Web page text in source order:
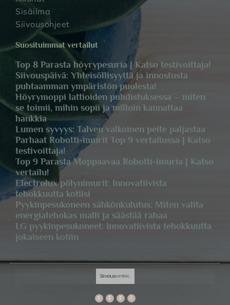
Sisäilma
Siivousohjeet
Suosituimmat vertailut
Top 8 Parasta höyrypesuria | Katso testivoittaja!
Siivouspäivä: Yhteisöllisyyttä ja innostusta
puhtaamman ympäristön puolesta!
Höyrymoppi lattioiden puhdistuksessa – miten
se toimii, mihin sopii ja milloin kannattaa
hankkia
Lumen syvyys: Talven valkoinen peite paljastaa
Parhaat Robotti-imurit Top 9 vertailussa | Katso
testivoittaja!
Top 9 Parasta Moppaavaa Robotti-imuria | Katso
vertailu!
Electrolux pölynimurit: Innovatiivista
tehokkuutta kotiisi
Pyykinpesukoneen sähkönkulutus: Miten valita
energiatehokas malli ja säästää rahaa
LG pyykinpesukoneet: Innovatiivista tehokkuutta
jokaiseen kotiin